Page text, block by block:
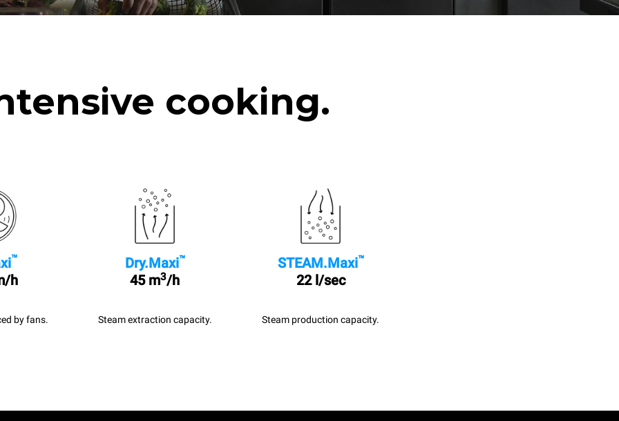
cooking.
™
h
by fans.
Dry.Maxi™
45 m3/h
Steam extraction capacity.
STEAM.Maxi™
22 l/sec
Steam production capacity.